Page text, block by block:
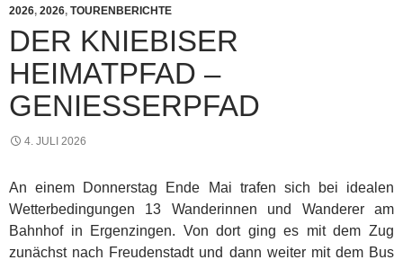
2026, 2026, TOURENBERICHTE
DER KNIEBISER
HEIMATPFAD –
GENIESSERPFAD
4. JULI 2026
An einem Donnerstag Ende Mai trafen sich bei idealen
Wetterbedingungen 13 Wanderinnen und Wanderer am
Bahnhof in Ergenzingen. Von dort ging es mit dem Zug
zunächst nach Freudenstadt und dann weiter mit dem Bus